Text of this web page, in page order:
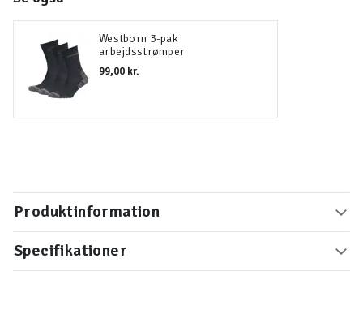
Westborn 3-pak
arbejdsstrømper
99,00 kr.
Produktinformation
Specifikationer